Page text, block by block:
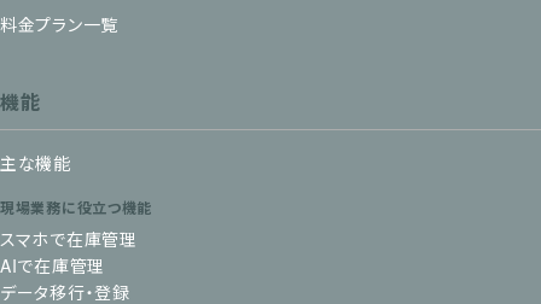
料金プラン一覧
機能
主な機能
現場業務に役立つ機能
スマホで在庫管理
AIで在庫管理
データ移行・登録